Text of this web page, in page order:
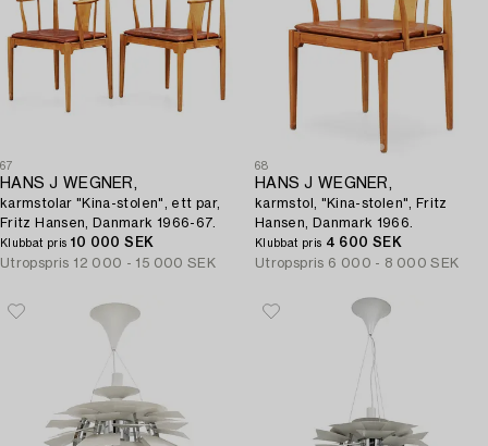
67
HANS J WEGNER,
karmstolar "Kina-stolen", ett par,
Fritz Hansen, Danmark 1966-67.
Klubbat pris 10 000 SEK
Utropspris 12 000 - 15 000 SEK
68
HANS J WEGNER,
karmstol, "Kina-stolen", Fritz
Hansen, Danmark 1966.
Klubbat pris 4 600 SEK
Utropspris 6 000 - 8 000 SEK